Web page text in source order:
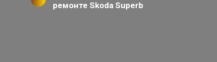
ремонте Skoda Superb